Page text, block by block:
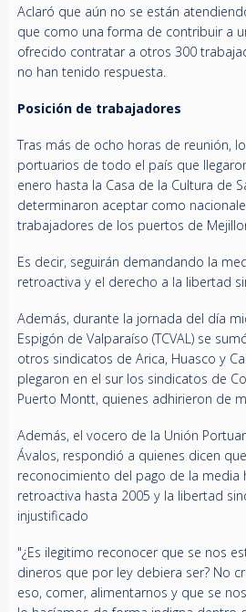
Aclaró que aún no se están
que como una forma de contribuir a
ofrecido contratar a otros 300
no han tenido respuesta.
Posición de trabajadores
Tras más de ocho horas de reunión,
portuarios de todo el país que
enero hasta la Casa de la Cultura de
determinaron aceptar como
trabajadores de los puertos de
Es decir, seguirán demandando la
retroactiva y el derecho a la libertad
Además, durante la jornada del día
Espigón de Valparaíso (TCVAL) se
otros sindicatos de Arica, Huasco y
plegaron en el sur los sindicatos de
Puerto Montt, quienes adhirieron de
Además, el vocero de la Unión
Ávalos, respondió a quienes dicen
reconocimiento del pago de la media
retroactiva hasta 2005 y la libertad
injustificado
"¿Es ilegitimo reconocer que se nos
dineros que por ley debiera ser? No
eso, comer, alimentarnos y que se